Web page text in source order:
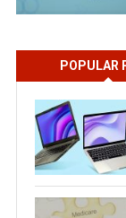
POPULAR